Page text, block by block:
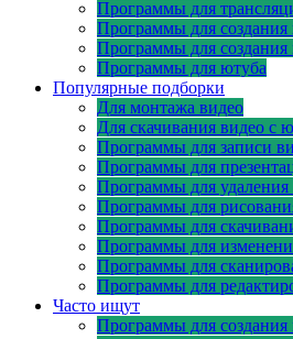
Программы для
Программы для создания
Программы для создания
Программы для ютуба
Популярные подборки
Для монтажа видео
Для скачивания видео с
Программы для записи
Программы для
Программы для
Программы для
Программы для
Программы для
Программы для
Программы для
Часто ищут
Программы для создания